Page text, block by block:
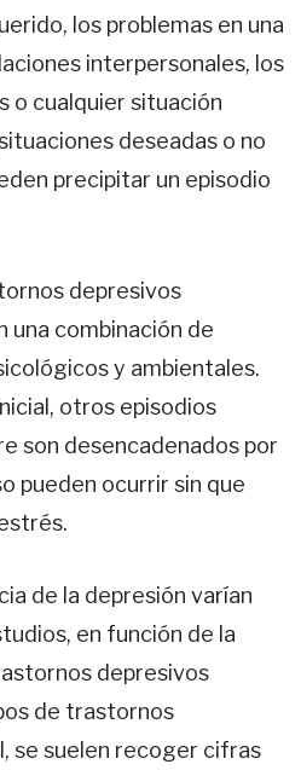
los problemas en una
interpersonales, los
o cualquier situación
deseadas o no
precipitar un episodio
depresivos
una combinación de
y ambientales.
otros episodios
son desencadenados por
pueden ocurrir sin que
de la depresión varían
en función de la
depresivos
de trastornos
se suelen recoger cifras